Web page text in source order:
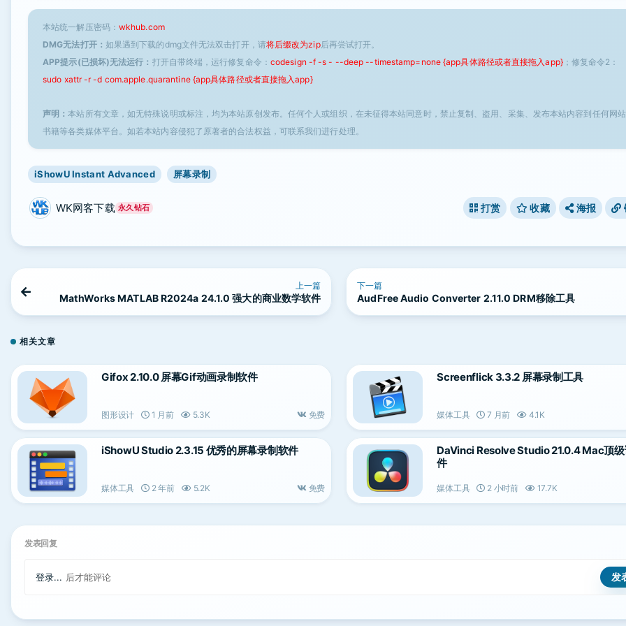
本站统一解压密码： wkhub.com
DMG无法打开： 如果遇到下载的dmg文件无法双击打开，请将后缀改为zip后再尝试打开。
APP提示(已损坏)无法运行： 打开自带终端，运行修复命令： codesign -f -s - --deep --timestamp=none {app具体路径或者直接拖入app}；修复命令2：
sudo xattr -r -d com.apple.quarantine {app具体路径或者直接拖入app}
声明：本站所有文章，如无特殊说明或标注，均为本站原创发布。任何个人或组织，在未征得本站同意时，禁止复制、盗用、采集、发布本站内容到任何网
书籍等各类媒体平台。如若本站内容侵犯了原著者的合法权益，可联系我们进行处理。
iShowU Instant Advanced 屏幕录制
WK网客下载 永久钻石 打赏 收藏 海报
上一篇
MathWorks MATLAB R2024a 24.1.0 强大的商业数学软件
下一篇
AudFree Audio Converter 2.11.0 DRM移除工具
相关文章
Gifox 2.10.0 屏幕Gif动画录制软件
图形设计 1 月前 5.3K 免费
Screenflick 3.3.2 屏幕录制工具
媒体工具 7 月前 4.1K
iShowU Studio 2.3.15 优秀的屏幕录制软件
媒体工具 2 年前 5.2K 免费
DaVinci Resolve Studio 21.0.4 Mac顶
件
媒体工具 2 小时前 17.7K
发表回复
登录... 后才能评论